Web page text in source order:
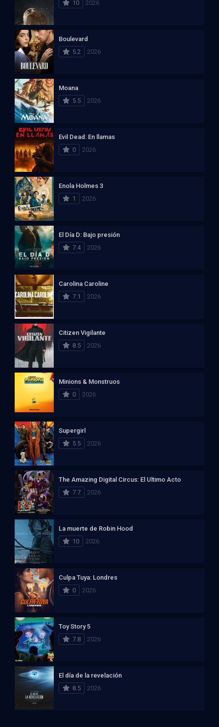
10
2026
Boulevard
5.2
2026
Moana
5.5
2026
Evil Dead: En llamas
0
2026
Enola Holmes 3
1
2026
El Día D: Bajo presión
7.4
2026
Carolina Caroline
7.1
2026
Citizen Vigilante
8.5
2026
Minions & Monstruos
0
2026
Supergirl
5.5
2026
The Amazing Digital Circus: El Ultimo Acto
7.7
2026
La muerte de Robin Hood
10
2026
Culpa Tuya: Londres
0
2026
Toy Story 5
7.8
2026
El día de la revelación
8.5
2026